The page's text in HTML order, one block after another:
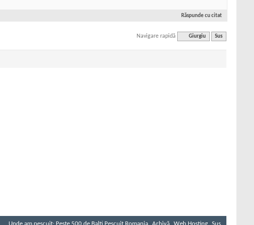
Răspunde cu citat
Navigare rapidă Giurgiu Sus